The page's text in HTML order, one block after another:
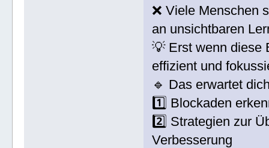
❌ Viele Menschen
an unsichtbaren
💡 Erst wenn diese
effizient und
🔹 Das erwartet
1️⃣ Blockaden
2️⃣ Strategien zur
Verbesserung